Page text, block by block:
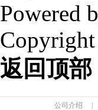
Powered
返回顶部
公司介绍